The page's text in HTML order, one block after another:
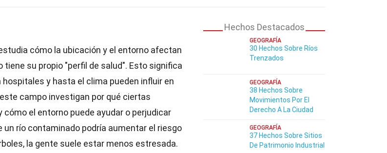
cómo la ubicación y el entorno afectan
tiene su propio "perfil de salud". Esto significa
y hasta el clima pueden influir en
campo investigan por qué ciertas
el entorno puede ayudar o perjudicar
un río contaminado podría aumentar el riesgo
la gente suele estar menos estresada.
Hechos Destacados
GEOGRAFÍA
30 Hechos Sobre Ríos
Trenzados
GEOGRAFÍA
38 Hechos Sobre
Movimientos Por El
Derecho A La Ciudad
GEOGRAFÍA
37 Hechos Sobre Sitios
De Patrimonio Industrial